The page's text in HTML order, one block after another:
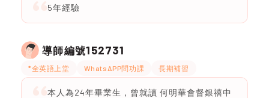
5年經驗
導師編號152731
*全英語上堂 WhatsAPP問功課 長期補習
本人為24年畢業生，曾就讀 何明華會督銀禧中